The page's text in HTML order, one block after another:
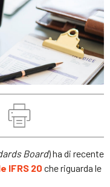
Board) ha di recente
IFRS 20 che riguarda le